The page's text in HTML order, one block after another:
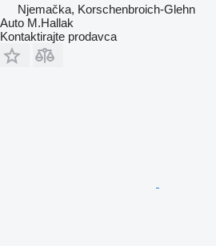
Njemačka, Korschenbroich-Glehn
Auto M.Hallak
Kontaktirajte prodavca